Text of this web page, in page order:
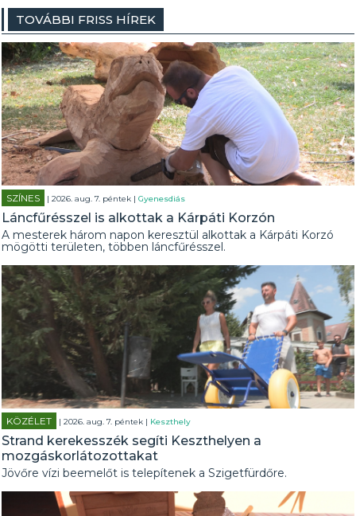
TOVÁBBI FRISS HÍREK
SZÍNES | 2026. aug. 7. péntek |Gyenesdiás
Láncfűrésszel is alkottak a Kárpáti Korzón
A mesterek három napon keresztül alkottak a Kárpáti Korzó
mögötti területen, többen láncfűrésszel.
KÖZÉLET | 2026. aug. 7. péntek | Keszthely
Strand kerekesszék segíti Keszthelyen a
mozgáskorlátozottakat
Jövőre vízi beemelőt is telepítenek a Szigetfürdőre.